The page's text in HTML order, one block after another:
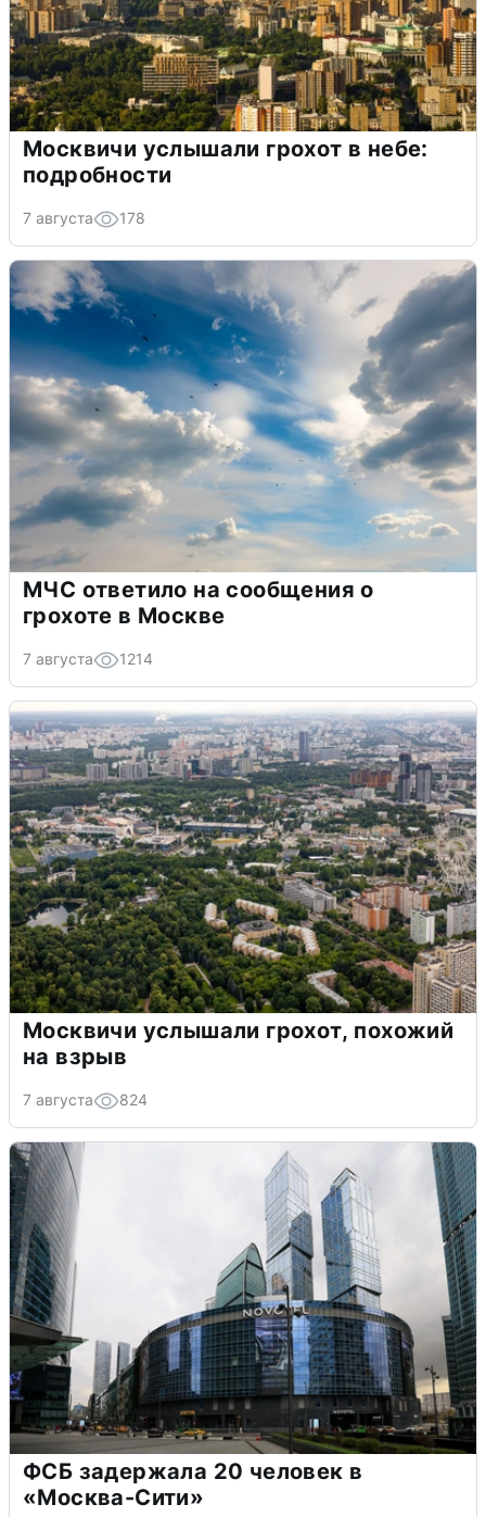
Москвичи услышали грохот в небе:
подробности
7 августа 178
МЧС ответило на сообщения о
грохоте в Москве
7 августа 1214
Москвичи услышали грохот, похожий
на взрыв
7 августа 824
ФСБ задержала 20 человек в
«Москва-Сити»